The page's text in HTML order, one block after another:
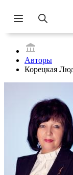
Авторы
Корецкая